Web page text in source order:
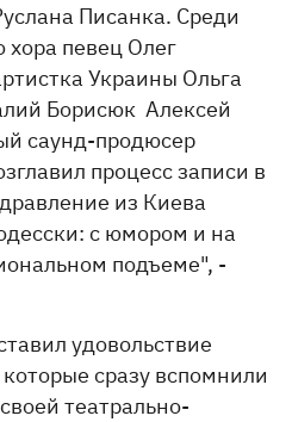
Писанка. Среди
хора певец Олег
Украины Ольга
Борисюк Алексей
саунд-продюсер
процесс записи в
из Киева
с юмором и на
подъеме", -
удовольствие
сразу вспомнили
театрально-